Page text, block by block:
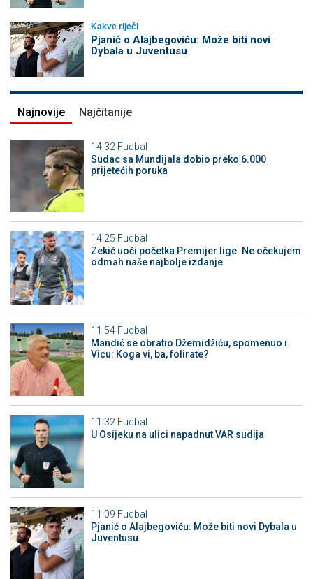
Kakve riječi
Pjanić o Alajbegoviću: Može biti novi
Dybala u Juventusu
Najnovije Najčitanije
14:32 Fudbal
Sudac sa Mundijala dobio preko 6.000
prijetećih poruka
14:25 Fudbal
Zekić uoči početka Premijer lige: Ne očekujem
odmah naše najbolje izdanje
11:54 Fudbal
Mandić se obratio Džemidžiću, spomenuo i
Vicu: Koga vi, ba, folirate?
11:32 Fudbal
U Osijeku na ulici napadnut VAR sudija
11:09 Fudbal
Pjanić o Alajbegoviću: Može biti novi Dybala u
Juventusu